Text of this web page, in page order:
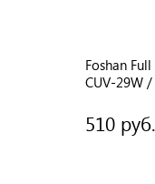
Foshan
CUV-29W
510 руб.